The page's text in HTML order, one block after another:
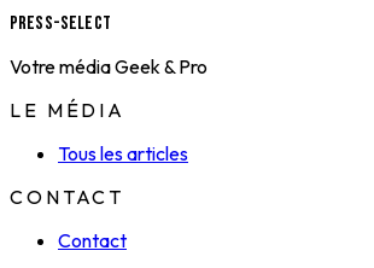
Press-Select
Votre média Geek & Pro
LE MÉDIA
Tous les articles
CONTACT
Contact